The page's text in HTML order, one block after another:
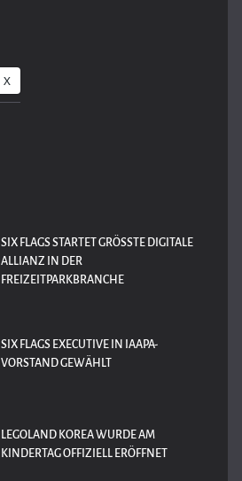
X
SIX FLAGS STARTET GRÖSSTE DIGITALE A
LLIANZ IN DER F
REIZEITPARKBRANCHE
SIX FLAGS EXECUTIVE IN IAAPA-
VORSTAND GEWÄHLT
LEGOLAND KOREA WURDE AM
KINDERTAG OFFIZIELL ERÖFFNET